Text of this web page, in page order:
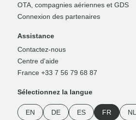
OTA, compagnies aériennes et GDS
Connexion des partenaires
Assistance
Contactez-nous
Centre d'aide
France +33 7 56 79 68 87
Sélectionnez la langue
EN DE ES FR NL